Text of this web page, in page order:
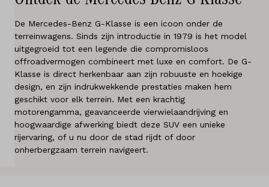
Locaties
Merken
Diensten
Over ons
Land
De Mercedes-Benz G-Klasse is een icoon onder de
terreinwagens. Sinds zijn introductie in 1979 is het model
uitgegroeid tot een legende die compromisloos
offroadvermogen combineert met luxe en comfort. De G-
Klasse is direct herkenbaar aan zijn robuuste en hoekige
design, en zijn indrukwekkende prestaties maken hem
geschikt voor elk terrein. Met een krachtig
motorengamma, geavanceerde vierwielaandrijving en
hoogwaardige afwerking biedt deze SUV een unieke
rijervaring, of u nu door de stad rijdt of door
onherbergzaam terrein navigeert.